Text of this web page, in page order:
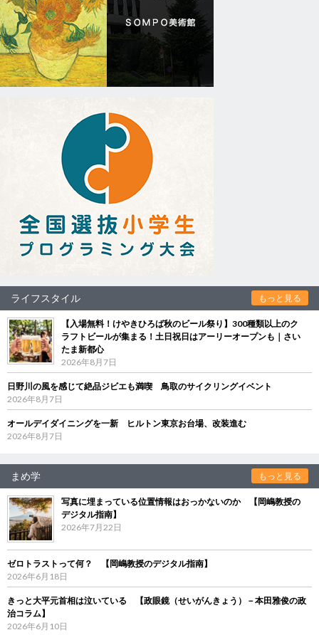
ライフスタイル もっと見る
【入場無料！けやきひろば秋のビール祭り】300種類以上のク
ラフトビールが集まる！土日祝日はアーリーオープンも｜さい
たま新都心
2026年8月7日
日野川の風を感じて絶品ジビエも満喫 鳥取のサイクリングイベント
2026年8月7日
オールデイダイニングを一新 ヒルトン東京お台場、改装進む
2026年8月7日
まめ学 もっと見る
写真に埋まっている位置情報はおっかないのか 【岡嶋教授の
デジタル指南】
2026年7月22日
ゼロトラストって何？ 【岡嶋教授のデジタル指南】
2026年6月18日
きっと大平元首相は泣いている 【政眼鏡（せいがんきょう）－本田雅俊の政
治コラム】
2026年6月10日